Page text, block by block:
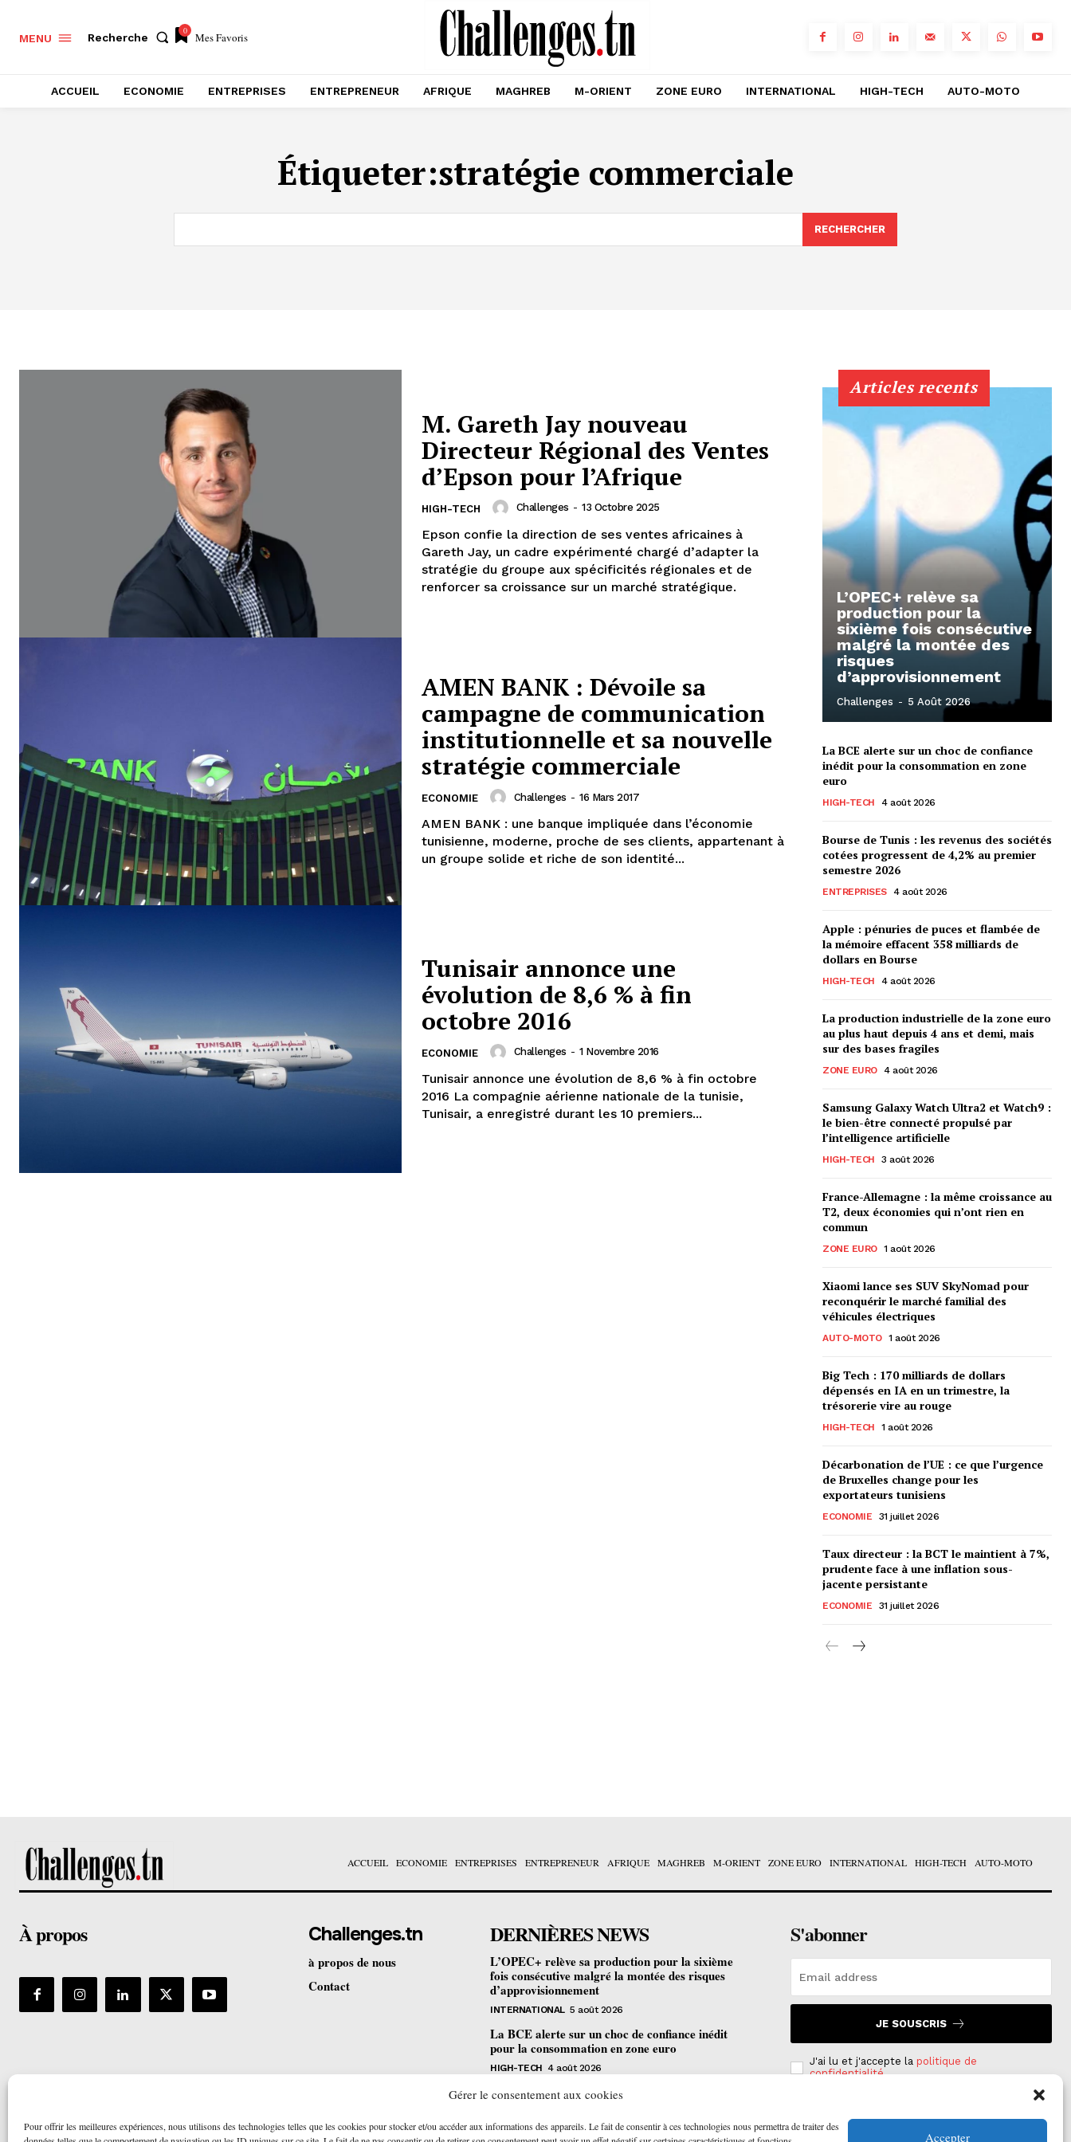
Gérer le consentement aux cookies
Pour offrir les meilleures expériences, nous utilisons des technologies telles que les cookies pour stocker et/ou accéder aux informations des appareils. Le fait de consentir à ces technologies nous permettra de traiter des
Accepter
MENU Recherche
0 Mes Favoris
ACCUEIL ECONOMIE ENTREPRISES ENTREPRENEUR AFRIQUE MAGHREB M-ORIENT ZONE EURO INTERNATIONAL HIGH-TECH AUTO-MOTO
Étiqueter:stratégie commerciale
RECHERCHER
M. Gareth Jay nouveau
Directeur Régional des Ventes
d’Epson pour l’Afrique
HIGH-TECH Challenges - 13 Octobre 2025
Epson confie la direction de ses ventes africaines à
Gareth Jay, un cadre expérimenté chargé d’adapter la
stratégie du groupe aux spécificités régionales et de
renforcer sa croissance sur un marché stratégique.
AMEN BANK : Dévoile sa
campagne de communication
institutionnelle et sa nouvelle
stratégie commerciale
ECONOMIE Challenges - 16 Mars 2017
AMEN BANK : une banque impliquée dans l’économie
tunisienne, moderne, proche de ses clients, appartenant à
un groupe solide et riche de son identité...
Tunisair annonce une
évolution de 8,6 % à fin
octobre 2016
ECONOMIE Challenges - 1 Novembre 2016
Tunisair annonce une évolution de 8,6 % à fin octobre
2016 La compagnie aérienne nationale de la tunisie,
Tunisair, a enregistré durant les 10 premiers...
Articles recents
L’OPEC+ relève sa
production pour la
sixième fois consécutive
malgré la montée des
risques
d’approvisionnement
Challenges - 5 Août 2026
La BCE alerte sur un choc de confiance
inédit pour la consommation en zone
euro
HIGH-TECH 4 août 2026
Bourse de Tunis : les revenus des sociétés
cotées progressent de 4,2% au premier
semestre 2026
ENTREPRISES 4 août 2026
Apple : pénuries de puces et flambée de
la mémoire effacent 358 milliards de
dollars en Bourse
HIGH-TECH 4 août 2026
La production industrielle de la zone euro
au plus haut depuis 4 ans et demi, mais
sur des bases fragiles
ZONE EURO 4 août 2026
Samsung Galaxy Watch Ultra2 et Watch9 :
le bien-être connecté propulsé par
l’intelligence artificielle
HIGH-TECH 3 août 2026
France-Allemagne : la même croissance au
T2, deux économies qui n’ont rien en
commun
ZONE EURO 1 août 2026
Xiaomi lance ses SUV SkyNomad pour
reconquérir le marché familial des
véhicules électriques
AUTO-MOTO 1 août 2026
Big Tech : 170 milliards de dollars
dépensés en IA en un trimestre, la
trésorerie vire au rouge
HIGH-TECH 1 août 2026
Décarbonation de l’UE : ce que l’urgence
de Bruxelles change pour les
exportateurs tunisiens
ECONOMIE 31 juillet 2026
Taux directeur : la BCT le maintient à 7%,
prudente face à une inflation sous-
jacente persistante
ECONOMIE 31 juillet 2026
ACCUEIL ECONOMIE ENTREPRISES ENTREPRENEUR AFRIQUE MAGHREB M-ORIENT ZONE EURO INTERNATIONAL HIGH-TECH AUTO-MOTO
À propos Challenges.tn
à propos de nous
Contact
DERNIÈRES NEWS
L’OPEC+ relève sa production pour la sixième
fois consécutive malgré la montée des risques
d’approvisionnement
INTERNATIONAL 5 août 2026
La BCE alerte sur un choc de confiance inédit
pour la consommation en zone euro
HIGH-TECH 4 août 2026
Bourse de Tunis : les revenus des sociétés cotées
ENTREPRISES 4 août 2026
S'abonner
JE SOUSCRIS
J'ai lu et j'accepte la politique de
confidentialité.